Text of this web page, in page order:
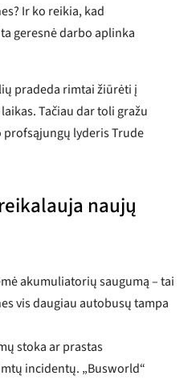
Ir ko reikia, kad
geresnė darbo aplinka
pradeda rimtai žiūrėti į
Tačiau dar toli gražu
profsąjungų lyderis Trude
naujų
akumuliatorių saugumą – tai
vis daugiau autobusų tampa
stoka ar prastas
incidentų. „Busworld“